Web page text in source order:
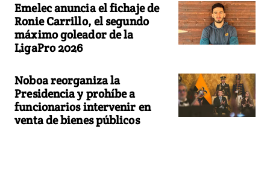
Emelec anuncia el fichaje de
Ronie Carrillo, el segundo
máximo goleador de la
LigaPro 2026
Noboa reorganiza la
Presidencia y prohíbe a
funcionarios intervenir en
venta de bienes públicos